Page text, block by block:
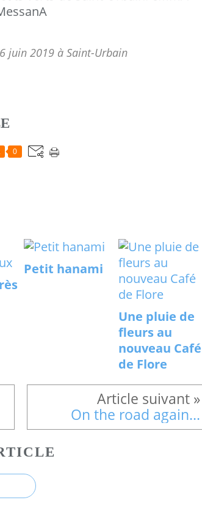
juin 2019 à Saint-Urbain
0
Petit hanami
Une pluie de
fleurs au
nouveau Café
de Flore
On the road again...